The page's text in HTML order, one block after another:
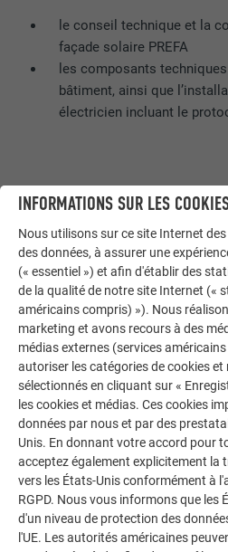
le conseil technique et la
façade solaire PREFA
les composants
bâtiment, ainsi que
électricien incluant le
1ÈRE ÉTAPE : VÉRIFICATION DES
SAVOIR SUR VOTRE
Déterminer si le toit/la façade,
sont adaptés, obtenir
artisans PREFA, et
DEMANDER UNE
INFORMATIONS SUR LES
Nous utilisons sur ce site Internet
des données, à assurer une
(« essentiel ») et afin d'établir des
de la qualité de notre site Internet («
américains compris) »). Nous
marketing et avons recours à des
médias externes (services
autoriser les catégories de cookies et
sélectionnés en cliquant sur «
les cookies et médias. Ces cookies
données par nous et par des
Unis. En donnant votre accord pour
acceptez également explicitement la
vers les États-Unis conformément à
RGPD. Nous vous informons que les
d'un niveau de protection des
l'UE. Les autorités américaines